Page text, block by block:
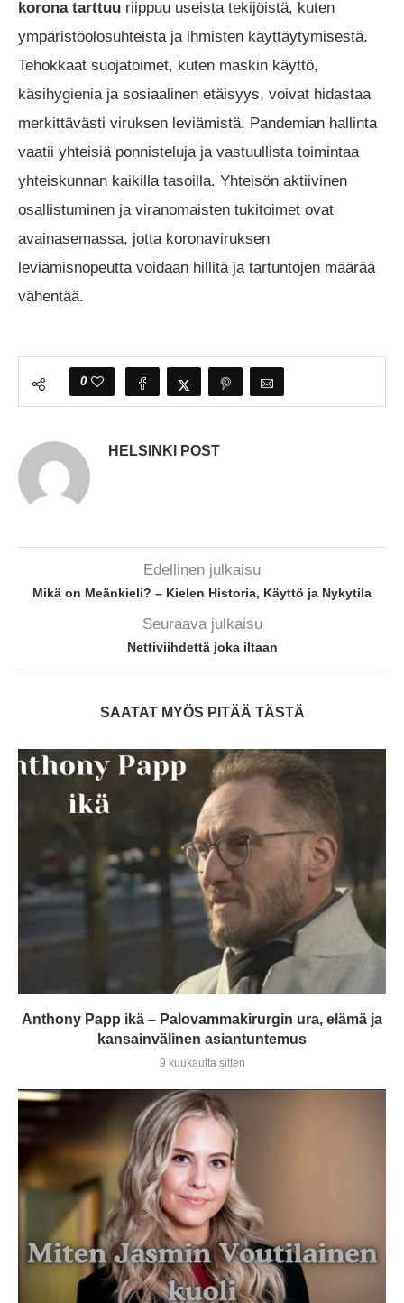
korona tarttuu riippuu useista tekijöistä, kuten
ympäristöolosuhteista ja ihmisten käyttäytymisestä.
Tehokkaat suojatoimet, kuten maskin käyttö,
käsihygienia ja sosiaalinen etäisyys, voivat hidastaa
merkittävästi viruksen leviämistä. Pandemian hallinta
vaatii yhteisiä ponnisteluja ja vastuullista toimintaa
yhteiskunnan kaikilla tasoilla. Yhteisön aktiivinen
osallistuminen ja viranomaisten tukitoimet ovat
avainasemassa, jotta koronaviruksen
leviämisnopeutta voidaan hillitä ja tartuntojen määrää
vähentää.
0
HELSINKI POST
Edellinen julkaisu
Mikä on Meänkieli? – Kielen Historia, Käyttö ja Nykytila
Seuraava julkaisu
Nettiviihdettä joka iltaan
SAATAT MYÖS PITÄÄ TÄSTÄ
Anthony Papp ikä – Palovammakirurgin ura, elämä ja
kansainvälinen asiantuntemus
9 kuukautta sitten